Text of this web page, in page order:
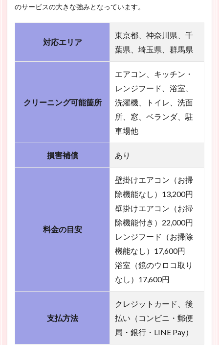
のサービスの大きな強みとなっています。
対応エリア
東京都、神奈川県、千
葉県、埼玉県、群馬県
クリーニング可能箇所
エアコン、キッチン・
レンジフード、浴室、
洗濯機、トイレ、洗面
所、窓、ベランダ、駐
車場他
損害補償 あり
料金の目安
壁掛けエアコン（お掃
除機能なし）13,200円
壁掛けエアコン（お掃
除機能付き）22,000円
レンジフード（お掃除
機能なし）17,600円
浴室（鏡のウロコ取り
なし）17,600円
支払方法
クレジットカード、後
払い（コンビニ・郵便
局・銀行・LINE Pay）